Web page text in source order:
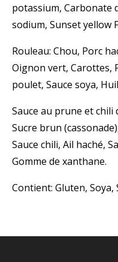
potassium, Carbonate
sodium, Sunset yellow
Rouleau: Chou, Porc
Oignon vert, Carottes,
poulet, Sauce soya,
Sauce au prune et chili
Sucre brun
Sauce chili, Ail haché,
Gomme de xanthane.
Contient: Gluten, Soya,